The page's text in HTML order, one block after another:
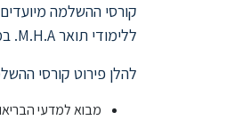
קורסי ההשלמה
ללימודי תואר M.H.A. במינהל מערכות בריאות.
להלן פירוט קורסי
מבוא למדעי הבריאות